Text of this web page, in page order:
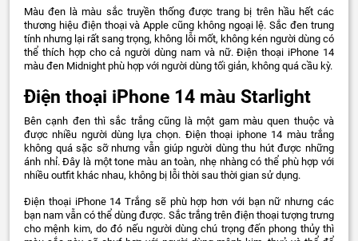
Màu đen là màu sắc truyền thống được trang bị trên hầu hết các
thương hiệu điện thoại và Apple cũng không ngoại lệ. Sắc đen trung
tính nhưng lại rất sang trọng, không lỗi mốt, không kén người dùng có
thể thích hợp cho cả người dùng nam và nữ. Điện thoại iPhone 14
màu đen Midnight phù hợp với người dùng tối giản, không quá cầu kỳ.
Điện thoại iPhone 14 màu Starlight
Bên cạnh đen thì sắc trắng cũng là một gam màu quen thuộc và
được nhiều người dùng lựa chọn. Điện thoại iphone 14 màu trắng
không quá sặc sỡ nhưng vẫn giúp người dùng thu hút được những
ánh nhỉ. Đây là một tone màu an toàn, nhẹ nhàng có thể phù hợp với
nhiều outfit khác nhau, không bị lỗi thời sau thời gian sử dụng.
Điện thoại iPhone 14 Trắng sẽ phù hợp hơn với bạn nữ nhưng các
bạn nam vẫn có thể dùng được. Sắc trắng trên điện thoại tượng trưng
cho mệnh kim, do đó nếu người dùng chú trọng đến phong thủy thì